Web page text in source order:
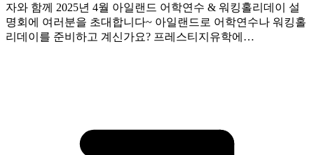
자와 함께 2025년 4월 아일랜드 어학연수 & 워킹홀리데이 설
명회에 여러분을 초대합니다~ 아일랜드로 어학연수나 워킹홀
리데이를 준비하고 계신가요? 프레스티지유학에…